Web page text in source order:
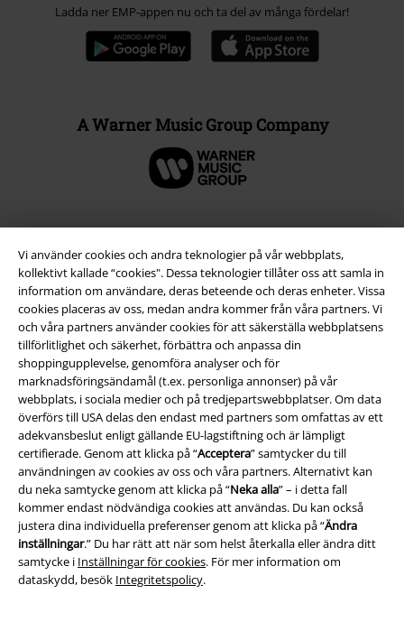
Vi använder cookies och andra teknologier på vår webbplats,
kollektivt kallade “cookies". Dessa teknologier tillåter oss att samla in
information om användare, deras beteende och deras enheter. Vissa
cookies placeras av oss, medan andra kommer från våra partners. Vi
och våra partners använder cookies för att säkerställa webbplatsens
tillförlitlighet och säkerhet, förbättra och anpassa din
shoppingupplevelse, genomföra analyser och för
marknadsföringsändamål (t.ex. personliga annonser) på vår
webbplats, i sociala medier och på tredjepartswebbplatser. Om data
överförs till USA delas den endast med partners som omfattas av ett
adekvansbeslut enligt gällande EU-lagstiftning och är lämpligt
certifierade. Genom att klicka på “Acceptera” samtycker du till
användningen av cookies av oss och våra partners. Alternativt kan
du neka samtycke genom att klicka på “Neka alla” – i detta fall
kommer endast nödvändiga cookies att användas. Du kan också
justera dina individuella preferenser genom att klicka på “Ändra
inställningar.” Du har rätt att när som helst återkalla eller ändra ditt
samtycke i Inställningar för cookies. För mer information om
dataskydd, besök Integritetspolicy.
Ladda ner EMP-appen nu och ta del av många fördelar!
A Warner Music Group Company
Juridisk information/Villkor
Villkor
Om oss
Ladda ner villkoren
Avfallshantering och miljöskydd
Försäkran om överensstämmelse